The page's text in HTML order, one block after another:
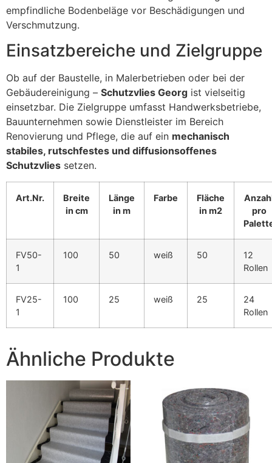
empfindliche Bodenbeläge vor Beschädigungen und
Verschmutzung.
Einsatzbereiche und Zielgruppe
Ob auf der Baustelle, in Malerbetrieben oder bei der
Gebäudereinigung – Schutzvlies Georg ist vielseitig
einsetzbar. Die Zielgruppe umfasst Handwerksbetriebe,
Bauunternehmen sowie Dienstleister im Bereich
Renovierung und Pflege, die auf ein mechanisch
stabiles, rutschfestes und diffusionsoffenes
Schutzvlies setzen.
Art.Nr.
Breite
in cm
Länge
in m
Farbe
Fläche
in m2
pro
FV50-
1
100 50 weiß 50
12
Rollen
FV25-
1
100 25 weiß 25
24
Rollen
Ähnliche Produkte